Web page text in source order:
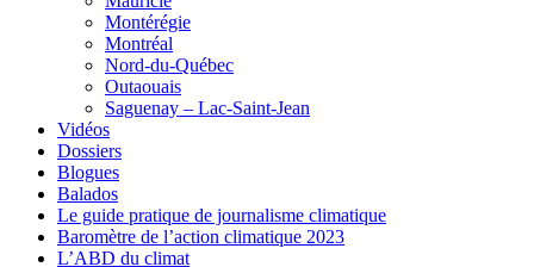
Montérégie
Montréal
Nord-du-Québec
Outaouais
Saguenay – Lac-Saint-Jean
Vidéos
Dossiers
Blogues
Balados
Le guide pratique de journalisme climatique
Baromètre de l’action climatique 2023
L’ABD du climat